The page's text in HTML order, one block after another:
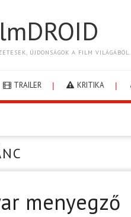
ÚJDONSÁGOK A FILM VILÁGÁBÓL.
TRAILER KRITIKA
menyegző